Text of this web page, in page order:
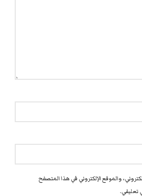
والموقع الإلكتروني في هذا المتصفح
تعليقي.